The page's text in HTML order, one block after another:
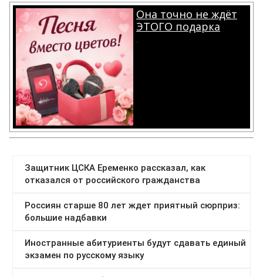
Она точно не ждёт
ЭТОГО подарка
.